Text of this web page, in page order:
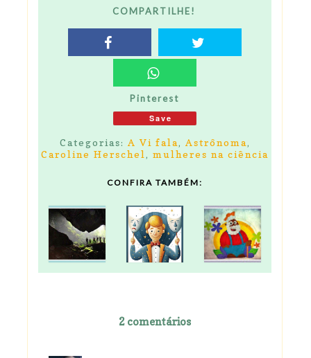
COMPARTILHE!
Pinterest
Save
Categorias: A Vi fala, Astrônoma,
Caroline Herschel , mulheres na ciência
CONFIRA TAMBÉM:
2 comentários